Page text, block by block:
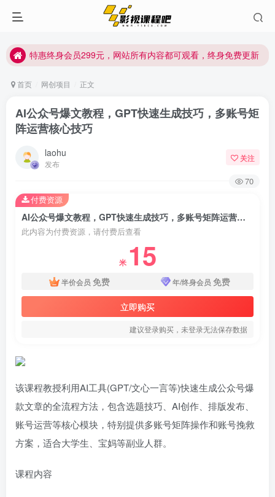
特惠终身会员299元，网站所有内容都可观看，终身免费更新
特惠终身会员299元，网站所有内容都可观看，终身免费更新
首页 网创项目 正文
AI公众号爆文教程，GPT快速生成技巧，多账号矩
阵运营核心技巧
laohu
发布
关注
70
AI公众号爆文教程，GPT快速生成技巧，多账号矩阵运营核心技巧
此内容为付费资源，请付费后查看
米 15
半价会员 免费 年/终身会员 免费
立即购买
建议登录购买，未登录无法保存数据
付费资源
该课程教授利用AI工具(GPT/文心一言等)快速生成公众号爆
款文章的全流程方法，包含选题技巧、AI创作、排版发布、
账号运营等核心模块，特别提供多账号矩阵操作和账号挽救
方案，适合大学生、宝妈等副业人群。
课程内容